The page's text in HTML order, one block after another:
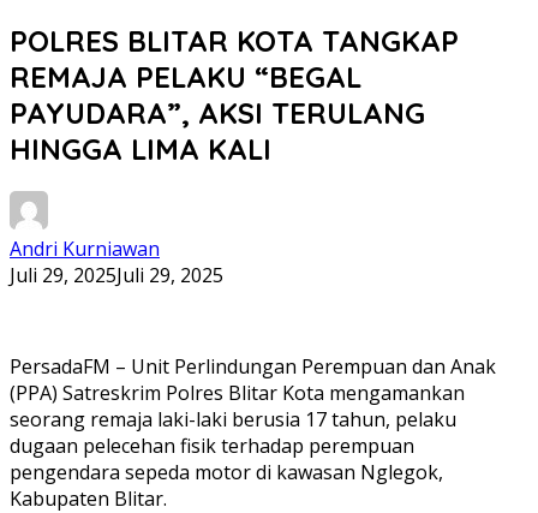
POLRES BLITAR KOTA TANGKAP
REMAJA PELAKU “BEGAL
PAYUDARA”, AKSI TERULANG
HINGGA LIMA KALI
Andri Kurniawan
Juli 29, 2025Juli 29, 2025
PersadaFM – Unit Perlindungan Perempuan dan Anak
(PPA) Satreskrim Polres Blitar Kota mengamankan
seorang remaja laki-laki berusia 17 tahun, pelaku
dugaan pelecehan fisik terhadap perempuan
pengendara sepeda motor di kawasan Nglegok,
Kabupaten Blitar.